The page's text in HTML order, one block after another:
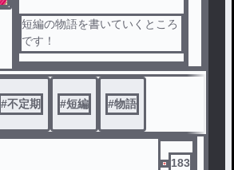
短編の物語を書いていくところ
です！
毎週 火曜日に不定期更新です
！
どの短編にもある未解決の謎と
は？
#不定期 #短編 #物語
183